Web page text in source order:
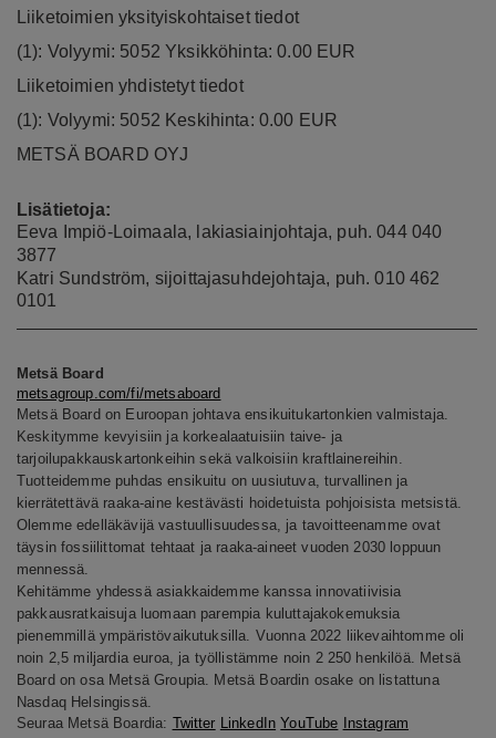
Liiketoimien yksityiskohtaiset tiedot
(1): Volyymi: 5052 Yksikköhinta: 0.00 EUR
Liiketoimien yhdistetyt tiedot
(1): Volyymi: 5052 Keskihinta: 0.00 EUR
METSÄ BOARD OYJ
Lisätietoja:
Eeva Impiö-Loimaala, lakiasiainjohtaja, puh. 044 040
3877
Katri Sundström, sijoittajasuhdejohtaja, puh. 010 462
0101
Metsä Board
metsagroup.com/fi/metsaboard
Metsä Board on Euroopan johtava ensikuitukartonkien valmistaja.
Keskitymme kevyisiin ja korkealaatuisiin taive- ja
tarjoilupakkauskartonkeihin sekä valkoisiin kraftlainereihin.
Tuotteidemme puhdas ensikuitu on uusiutuva, turvallinen ja
kierrätettävä raaka-aine kestävästi hoidetuista pohjoisista metsistä.
Olemme edelläkävijä vastuullisuudessa, ja tavoitteenamme ovat
täysin fossiilittomat tehtaat ja raaka-aineet vuoden 2030 loppuun
mennessä.
Kehitämme yhdessä asiakkaidemme kanssa innovatiivisia
pakkausratkaisuja luomaan parempia kuluttajakokemuksia
pienemmillä ympäristövaikutuksilla. Vuonna 2022 liikevaihtomme oli
noin 2,5 miljardia euroa, ja työllistämme noin 2 250 henkilöä. Metsä
Board on osa Metsä Groupia. Metsä Boardin osake on listattuna
Nasdaq Helsingissä.
Seuraa Metsä Boardia: Twitter LinkedIn YouTube Instagram